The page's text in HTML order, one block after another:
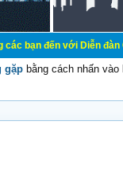
với Diễn đàn Cơ Điện -
gặp bằng cách nhấn